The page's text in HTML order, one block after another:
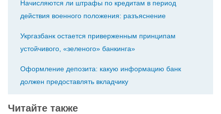
Начисляются ли штрафы по кредитам в период
действия военного положения: разъяснение
Укргазбанк остается приверженным принципам
устойчивого, «зеленого» банкинга»
Оформление депозита: какую информацию банк
должен предоставлять вкладчику
Читайте также